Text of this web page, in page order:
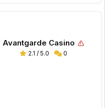
Avantgarde Casino
2.1 / 5.0 0